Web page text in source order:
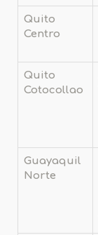
Quito
Centro
Quito
Cotocollao
Guayaquil
Norte